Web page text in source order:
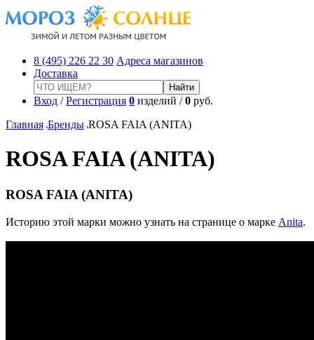
8 (495) 226 22 30 Адреса магазинов
Доставка
Вход /Регистрация 0 изделий /0 руб.
Главная Бренды ROSA FAIA (ANITA)
ROSA FAIA (ANITA)
ROSA FAIA (ANITA)
Историю этой марки можно узнать на странице о марке Anita.